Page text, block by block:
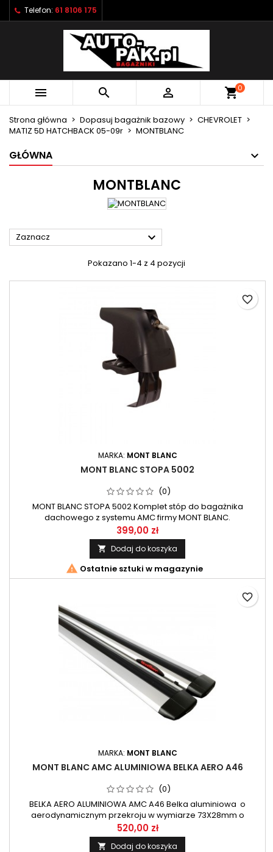
Telefon: 61 8106 175
   shopping_cart0
Strona główna Dopasuj bagażnik bazowy
CHEVROLET
MATIZ 5D HATCHBACK 05-09r
MONTBLANC
GŁÓWNA
MONTBLANC
Zaznacz 
Pokazano 1-4 z 4 pozycji
MARKA: MONT BLANC
MONT BLANC STOPA 5002
(0)
MONT BLANC STOPA 5002 Komplet stóp do bagażnika
dachowego z systemu AMC firmy MONT BLANC.
399,00 zł
 Dodaj do koszyka
 Ostatnie sztuki w magazynie
favorite_border
MARKA: MONT BLANC
MONT BLANC AMC ALUMINIOWA BELKA AERO A46
(0)
BELKA AERO ALUMINIOWA AMC A46 Belka aluminiowa o
aerodynamicznym przekroju w wymiarze 73X28mm o
długości 117cm. Zestaw belek przeznaczony do systemu AMC
firmy Mont Blanc.
520,00 zł
 Dodaj do koszyka
favorite_border
Moje listy życzeń ×
Utwórz nową listę
((modalTitle)) ×
((confirmMessage))
((cancelText)) ((modalDeleteText))
Utwórz listę życzeń ×
Nazwa listy życzeń
Anuluj Utwórz listę życzeń
Zaloguj się ×
Musisz być zalogowany by zapisać produkty na
swojej liście życzeń.
Anuluj Zaloguj się